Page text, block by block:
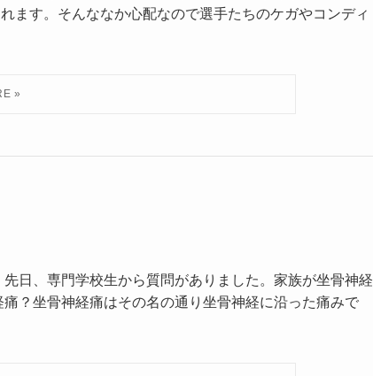
ます。そんななか心配なので選手たちのケガやコンディ
日、専門学校生から質問がありました。家族が坐骨神経
？坐骨神経痛はその名の通り坐骨神経に沿った痛みで